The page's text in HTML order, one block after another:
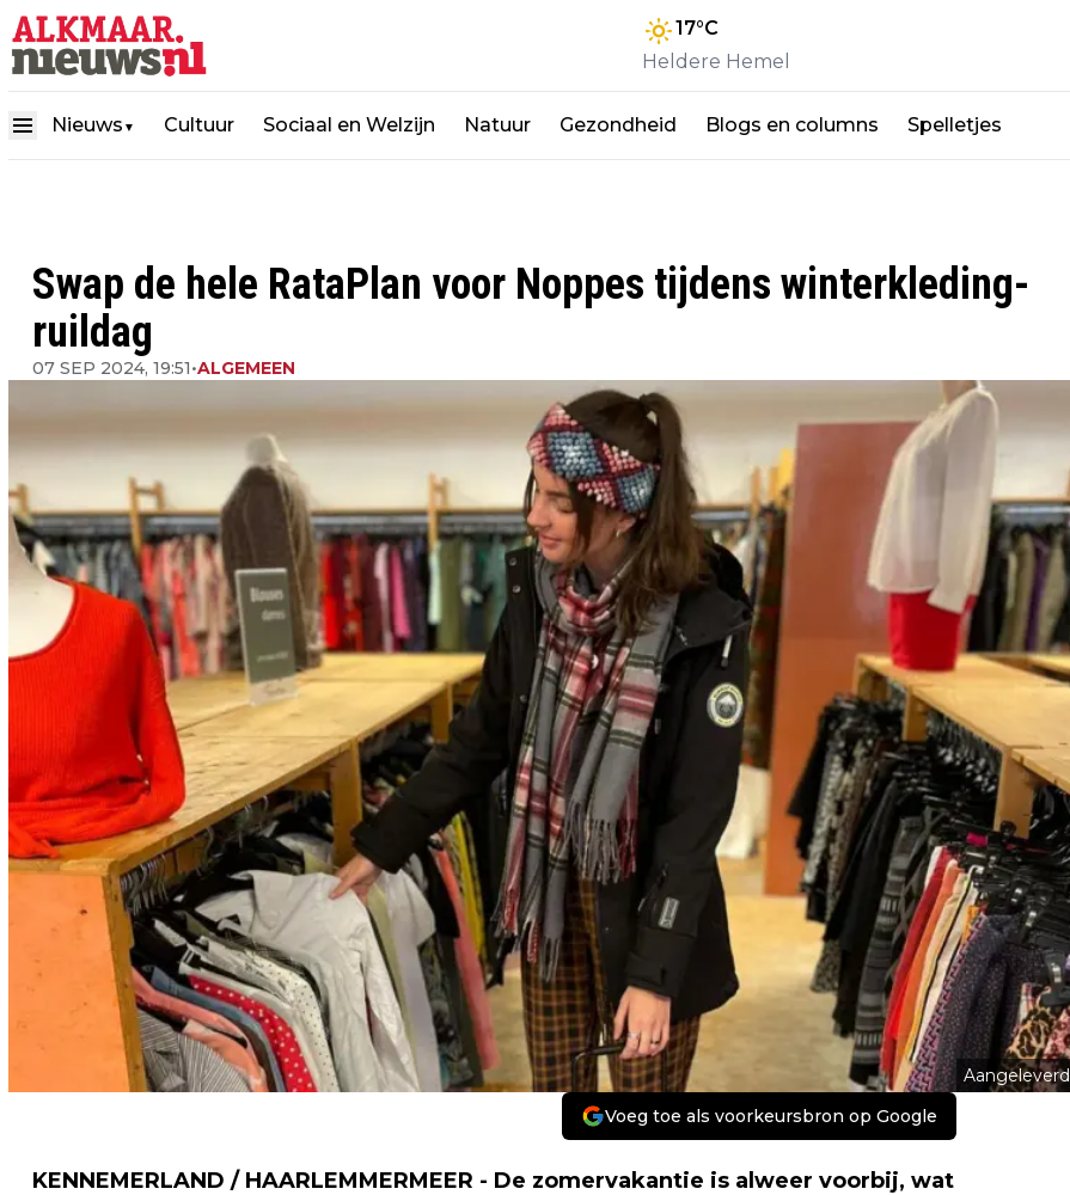
17°C
Heldere Hemel
Nieuws ▼ Cultuur Sociaal en Welzijn Natuur Gezondheid Blogs en columns Spelletjes
Swap de hele RataPlan voor Noppes tijdens winterkleding-
ruildag
07 SEP 2024, 19:51•ALGEMEEN
Aangeleverd
Voeg toe als voorkeursbron op Google
KENNEMERLAND / HAARLEMMERMEER - De zomervakantie is alweer voorbij, wat